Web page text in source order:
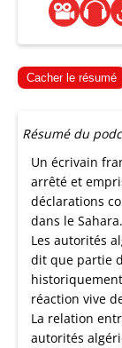
Cacher le résumé
Résumé du
Un écrivain
arrêté et
déclarations
dans le Sahara.
Les autorités
dit que partie
réaction vive
La relation
autorités